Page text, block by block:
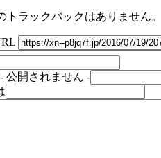
トラックバックはありません。
公開されません -